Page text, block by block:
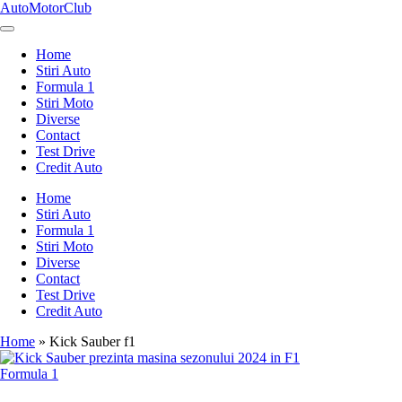
Skip
to
AutoMotorClub
Totul
masini
pasionatii
masini
Home
Stiri Auto
Formula 1
Stiri Moto
Diverse
Contact
Test Drive
Credit Auto
Home
Stiri Auto
Formula 1
Stiri Moto
Diverse
Contact
Test Drive
Credit Auto
Home » Kick Sauber f1
Posted
Formula 1